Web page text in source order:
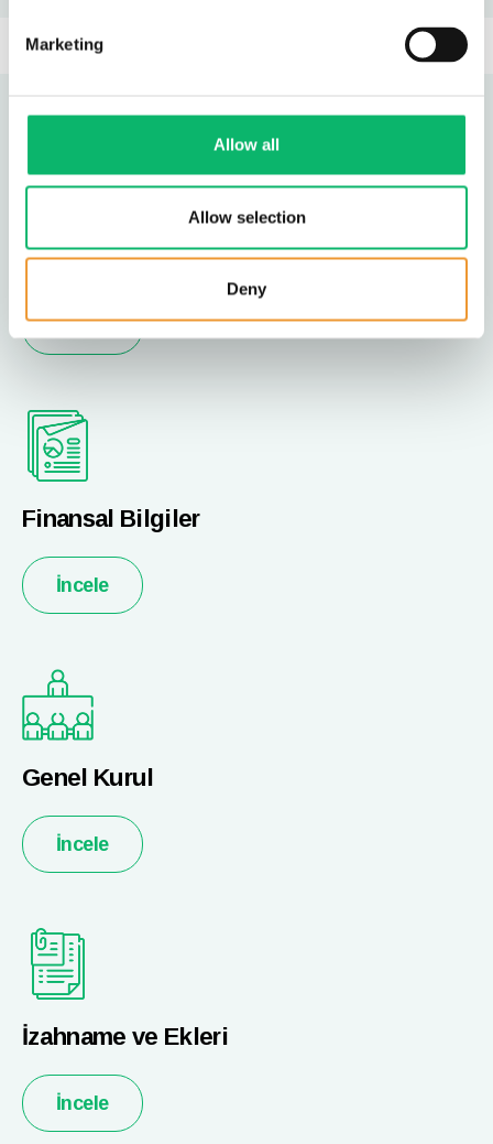
Marketing
Allow all
Allow selection
Deny
Kurumsal Yönetim
İncele
Finansal Bilgiler
İncele
Genel Kurul
İncele
İzahname ve Ekleri
İncele